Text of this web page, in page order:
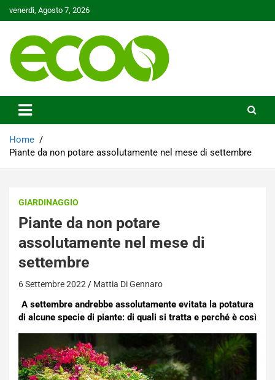
to
venerdì, Agosto 7, 2026
Ecoo.it
Home
Piante da non potare assolutamente nel mese di settembre
GIARDINAGGIO
Piante da non potare
assolutamente nel mese di
settembre
6 Settembre 2022 Mattia Di Gennaro
A settembre andrebbe assolutamente evitata la potatura
di alcune specie di piante: di quali si tratta e perché è così